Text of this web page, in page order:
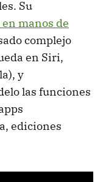
Su
manos de
complejo
en Siri,
y
las funciones
ediciones